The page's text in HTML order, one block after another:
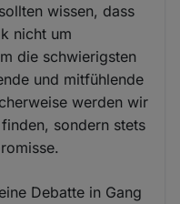
wissen, dass
nicht um
die schwierigsten
und mitfühlende
werden wir
sondern stets
Debatte in Gang